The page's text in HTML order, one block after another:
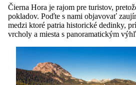
Čierna Hora je rajom pre turistov,
pokladov. Poďte s nami objavovať
medzi ktoré patria historické dedinky,
vrcholy a miesta s panoramatickým